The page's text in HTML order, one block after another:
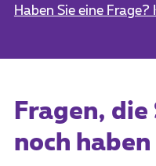
Haben Sie eine
Fragen,
noch haben